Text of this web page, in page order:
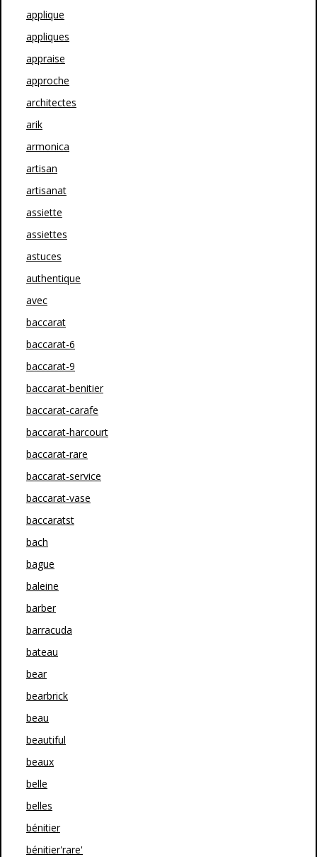
applique
appliques
appraise
approche
architectes
arik
armonica
artisan
artisanat
assiette
assiettes
astuces
authentique
avec
baccarat
baccarat-6
baccarat-9
baccarat-benitier
baccarat-carafe
baccarat-harcourt
baccarat-rare
baccarat-service
baccarat-vase
baccaratst
bach
bague
baleine
barber
barracuda
bateau
bear
bearbrick
beau
beautiful
beaux
belle
belles
bénitier
bénitier'rare'